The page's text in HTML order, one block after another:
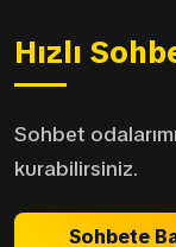
Hızlı
Sohbet
kurabilirsiniz.
Sohbete